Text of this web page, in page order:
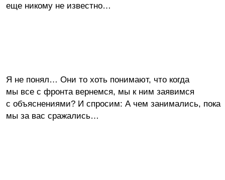
еще никому не известно…
Я не понял… Они то хоть понимают, что когда
мы все с фронта вернемся, мы к ним заявимся
с объяснениями? И спросим: А чем занимались, пока
мы за вас сражались…